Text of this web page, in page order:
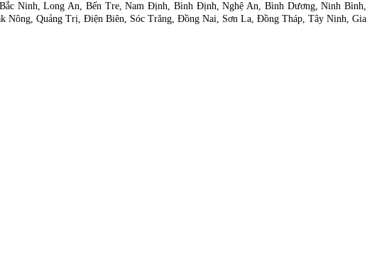
Ninh, Long An, Bến Tre, Nam Định, Bình Định, Nghệ An, Bình Dương, Ninh Bình,
Nông, Quảng Trị, Điện Biên, Sóc Trăng, Đồng Nai, Sơn La, Đồng Tháp, Tây Ninh, Gia